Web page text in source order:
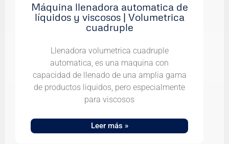
Máquina llenadora automatica de
líquidos y viscosos | Volumetrica
cuadruple
Llenadora volumetrica cuadruple
automatica, es una maquina con
capacidad de llenado de una amplia gama
de productos liquidos, pero especialmente
para viscosos
Leer más »